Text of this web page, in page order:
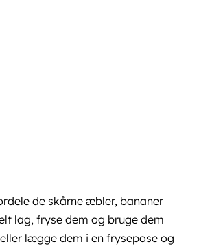
de skårne æbler, bananer
lag, fryse dem og bruge dem
lægge dem i en frysepose og